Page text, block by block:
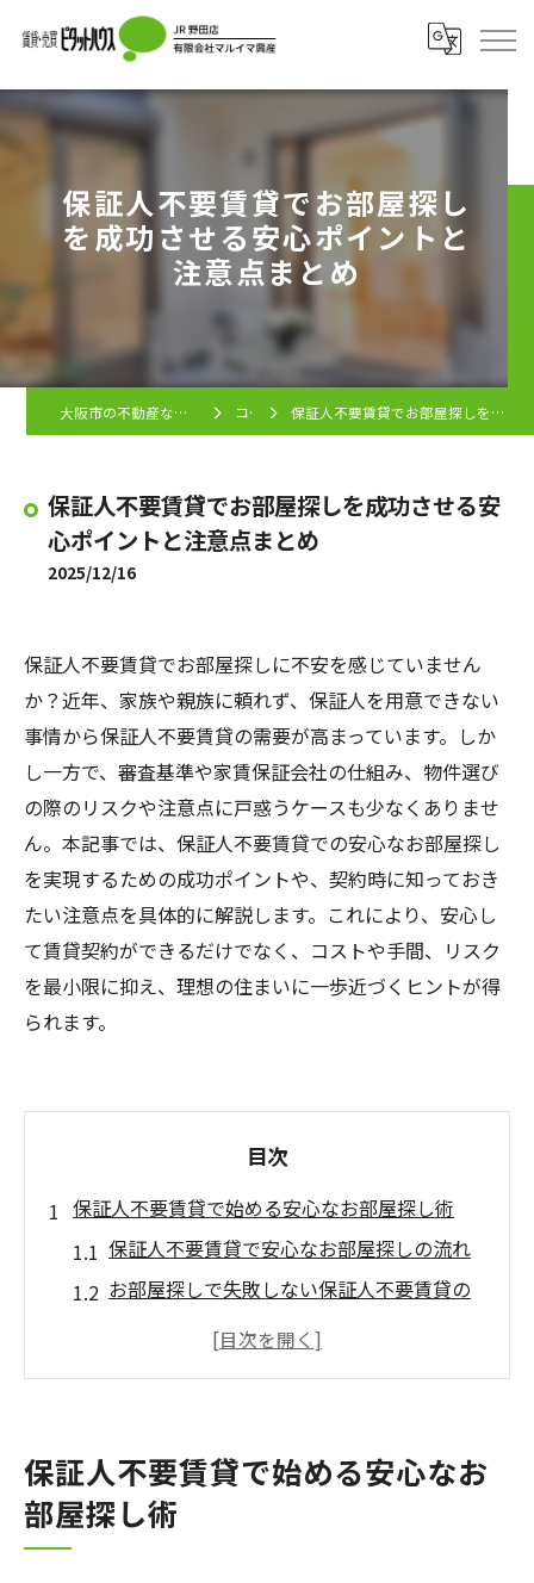
保証人不要賃貸でお部屋探し
を成功させる安心ポイントと
注意点まとめ
大阪市の不動産ならピタットハウス JR野田店 コラム 保証人不要賃貸でお部屋探しを成功させる安心ポイントと注意点まとめ
保証人不要賃貸でお部屋探しを成功させる安
心ポイントと注意点まとめ
2025/12/16
保証人不要賃貸でお部屋探しに不安を感じていません
か？近年、家族や親族に頼れず、保証人を用意できない
事情から保証人不要賃貸の需要が高まっています。しか
し一方で、審査基準や家賃保証会社の仕組み、物件選び
の際のリスクや注意点に戸惑うケースも少なくありませ
ん。本記事では、保証人不要賃貸での安心なお部屋探し
を実現するための成功ポイントや、契約時に知っておき
たい注意点を具体的に解説します。これにより、安心し
て賃貸契約ができるだけでなく、コストや手間、リスク
を最小限に抑え、理想の住まいに一歩近づくヒントが得
られます。
目次
保証人不要賃貸で始める安心なお部屋探し術
保証人不要賃貸で安心なお部屋探しの流れ
お部屋探しで失敗しない保証人不要賃貸の
お部屋探しの際に重視したい安心ポイント
お部屋探しに迷ったら保証人不要賃貸の特徴を
保証人不要賃貸で始める安心なお
部屋探し術